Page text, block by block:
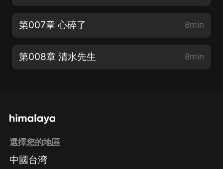
第007章 心碎了 8min
第008章 清水先生 8min
選擇您的地區
中國台湾